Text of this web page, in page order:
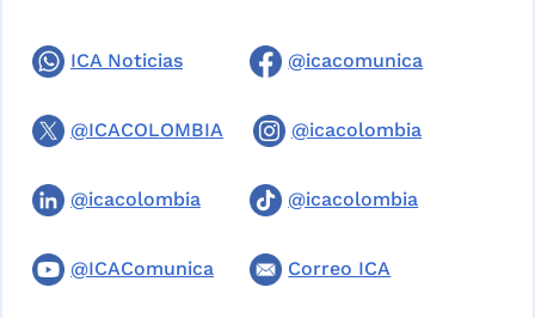
ICA Noticias @icacomunica
@ICACOLOMBIA @icacolombia
@icacolombia @icacolombia
@ICAComunica Correo ICA